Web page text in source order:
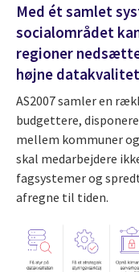
Med ét samlet
socialområdet
regioner
højne
AS2007 samler en
budgettere,
mellem kommuner
skal medarbejdere
fagsystemer og
afregne til tiden.